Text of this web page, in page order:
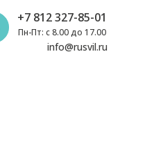
+7 812 327-85-01
Пн-Пт: с 8.00 до 17.00
info@rusvil.ru